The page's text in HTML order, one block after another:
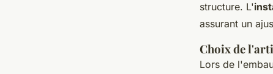
structure. L'
assurant un
Choix de
Lors de